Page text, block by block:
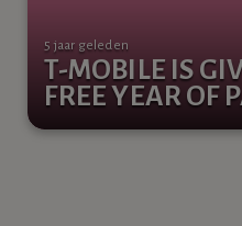
T-MOBILE IS
FREE YEAR OF
5 jaar geleden